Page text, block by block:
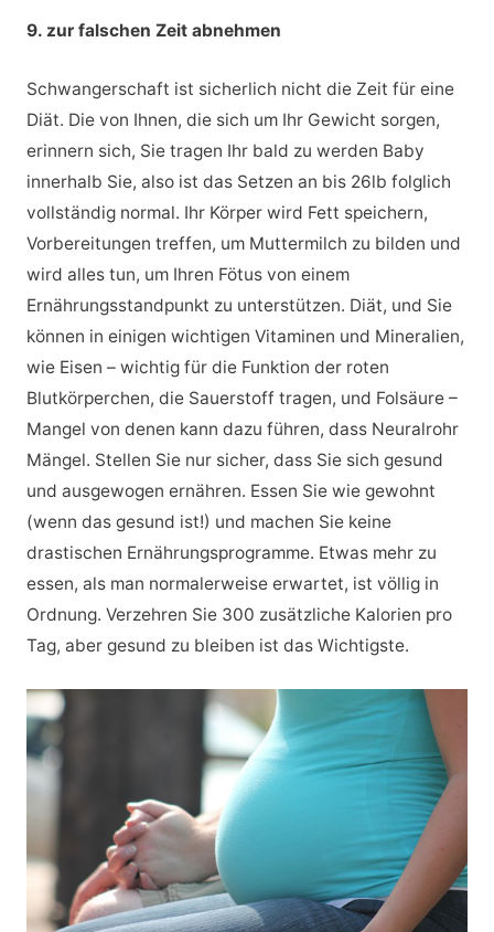
9. zur falschen Zeit abnehmen
Schwangerschaft ist sicherlich nicht die Zeit für eine
Diät. Die von Ihnen, die sich um Ihr Gewicht sorgen,
erinnern sich, Sie tragen Ihr bald zu werden Baby
innerhalb Sie, also ist das Setzen an bis 26lb folglich
vollständig normal. Ihr Körper wird Fett speichern,
Vorbereitungen treffen, um Muttermilch zu bilden und
wird alles tun, um Ihren Fötus von einem
Ernährungsstandpunkt zu unterstützen. Diät, und Sie
können in einigen wichtigen Vitaminen und Mineralien,
wie Eisen – wichtig für die Funktion der roten
Blutkörperchen, die Sauerstoff tragen, und Folsäure –
Mangel von denen kann dazu führen, dass Neuralrohr
Mängel. Stellen Sie nur sicher, dass Sie sich gesund
und ausgewogen ernähren. Essen Sie wie gewohnt
(wenn das gesund ist!) und machen Sie keine
drastischen Ernährungsprogramme. Etwas mehr zu
essen, als man normalerweise erwartet, ist völlig in
Ordnung. Verzehren Sie 300 zusätzliche Kalorien pro
Tag, aber gesund zu bleiben ist das Wichtigste.